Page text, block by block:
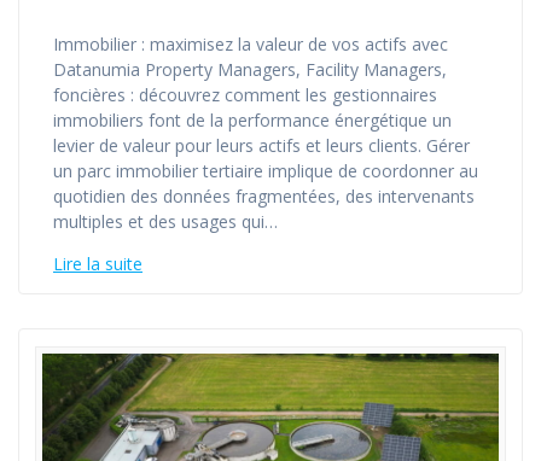
Immobilier : maximisez la valeur de vos actifs avec
Datanumia Property Managers, Facility Managers,
foncières : découvrez comment les gestionnaires
immobiliers font de la performance énergétique un
levier de valeur pour leurs actifs et leurs clients. Gérer
un parc immobilier tertiaire implique de coordonner au
quotidien des données fragmentées, des intervenants
multiples et des usages qui…
Lire la suite